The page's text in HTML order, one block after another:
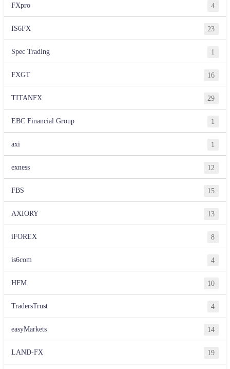
FXpro 4
IS6FX 23
Spec Trading 1
FXGT 16
TITANFX 29
EBC Financial Group 1
axi 1
exness 12
FBS 15
AXIORY 13
iFOREX 8
is6com 4
HFM 10
TradersTrust 4
easyMarkets 14
LAND-FX 19